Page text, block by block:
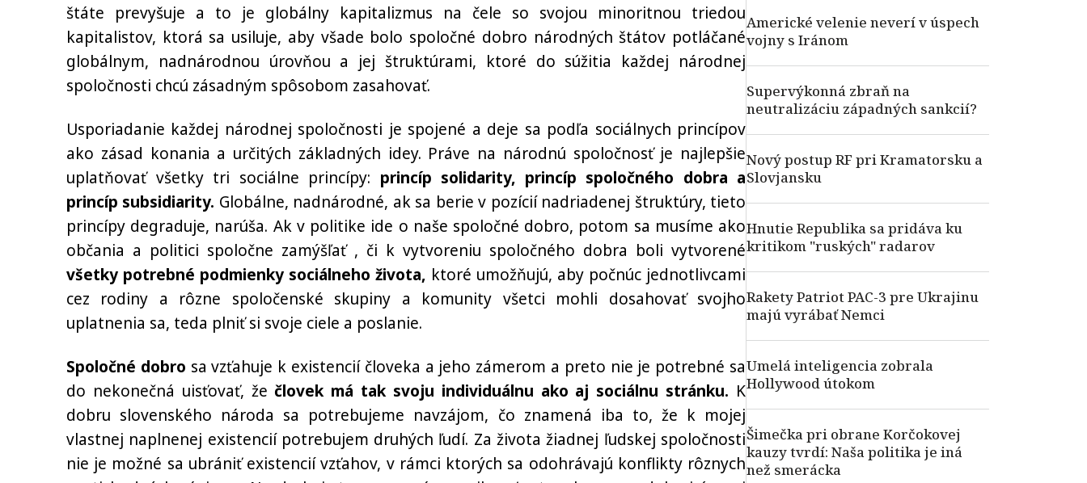
štáte prevyšuje a to je globálny kapitalizmus na čele so svojou minoritnou triedou
kapitalistov, ktorá sa usiluje, aby všade bolo spoločné dobro národných štátov potláčané
globálnym, nadnárodnou úrovňou a jej štruktúrami, ktoré do súžitia každej národnej
spoločnosti chcú zásadným spôsobom zasahovať.
Usporiadanie každej národnej spoločnosti je spojené a deje sa podľa sociálnych princípov
ako zásad konania a určitých základných idey. Práve na národnú spoločnosť je najlepšie
uplatňovať všetky tri sociálne princípy: princíp solidarity, princíp spoločného dobra a
princíp subsidiarity. Globálne, nadnárodné, ak sa berie v pozícií nadriadenej štruktúry, tieto
princípy degraduje, narúša. Ak v politike ide o naše spoločné dobro, potom sa musíme ako
občania a politici spoločne zamýšľať , či k vytvoreniu spoločného dobra boli vytvorené
všetky potrebné podmienky sociálneho života, ktoré umožňujú, aby počnúc jednotlivcami
cez rodiny a rôzne spoločenské skupiny a komunity všetci mohli dosahovať svojho
uplatnenia sa, teda plniť si svoje ciele a poslanie.
Spoločné dobro sa vzťahuje k existencií človeka a jeho zámerom a preto nie je potrebné sa
do nekonečná uisťovať, že človek má tak svoju individuálnu ako aj sociálnu stránku. K
dobru slovenského národa sa potrebujeme navzájom, čo znamená iba to, že k mojej
vlastnej naplnenej existencií potrebujem druhých ľudí. Za života žiadnej ľudskej spoločnosti
nie je možné sa ubrániť existencií vzťahov, v rámci ktorých sa odohrávajú konflikty rôznych
Americké velenie neverí v úspech
vojny s Iránom
Supervýkonná zbraň na
neutralizáciu západných sankcií?
Nový postup RF pri Kramatorsku a
Slovjansku
Hnutie Republika sa pridáva ku
kritikom "ruských" radarov
Rakety Patriot PAC-3 pre Ukrajinu
majú vyrábať Nemci
Umelá inteligencia zobrala
Hollywood útokom
Šimečka pri obrane Korčokovej
kauzy tvrdí: Naša politika je iná
než smerácka